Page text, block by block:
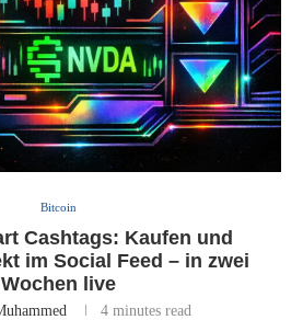
Bitcoin
Cashtags: Kaufen und
im Social Feed – in zwei
Wochen live
4 minutes read